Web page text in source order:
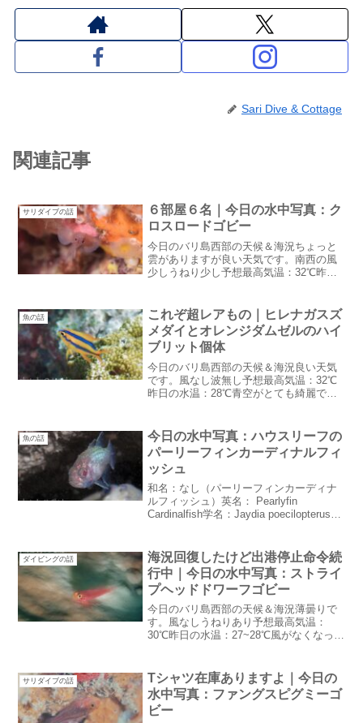
Sari Dive & Cottage
関連記事
サリダイブの話
６部屋６名｜今日の水中写真：ク
ロスロードゴビー
今日のバリ島西部の天候＆海況ちょっと
雲がありますが良い天気です。南西の風
少しうねり少し予想最高気温：32℃昨日
季節風がおさまっていてある意味ダイビ
ング日和かも６部屋６...
魚の話
これぞ超レアもの｜ヒレナガスズ
メダイとオレンジダムゼルのハイ
ブリット個体
今日のバリ島西部の天候＆海況良い天気
です。風なし波無し予想最高気温：32℃
昨日の水温：28℃青空がとても綺麗で
た。「ラインが青いヒレナガスズメダイ
が居ました」と言うシャリ...
魚の話
今日の水中写真：ハウスリーフの
パーリーフィンカーディナルフィ
ッシュ
和名：なし（パーリーフィンカーディナ
ルフィッシュ）英名： Pearlyfin
Cardinalfish学名：Jaydia poecilopterusハ
の仲間マニア受けす...
ダイビングの話
海況回復したけど出港停止命令続
行中｜今日の水中写真：ストライ
プヘッドドワーフゴビー
今日のバリ島西部の天候＆海況薄曇りで
す。風なしうねりあり予想最高気温：
30℃昨日の水温：27~28℃風がなくなって
っかけになりそうだけど海況回復したけ
ど出港停止命令続行...
サリダイブの話
Tシャツ在庫ありますよ｜今日の
水中写真：ファングスピグミーゴ
ビー